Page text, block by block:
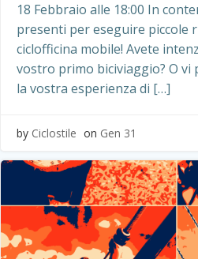
18 Febbraio alle 18:00 In
presenti per eseguire piccole
ciclofficina mobile! Avete
vostro primo biciviaggio? O vi
la vostra esperienza di […]
by Ciclostile on Gen 31